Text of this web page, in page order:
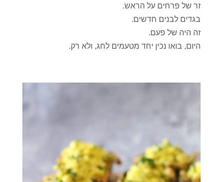
זר של פרחים על הראש.
בגדים לבנים חדשים.
זה היה של פעם.
היום, בואו נכין יחד מטעמים לחג, ולא רק.